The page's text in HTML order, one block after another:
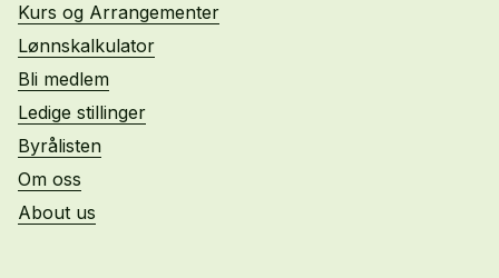
Kurs og Arrangementer
Lønnskalkulator
Bli medlem
Ledige stillinger
Byrålisten
Om oss
About us